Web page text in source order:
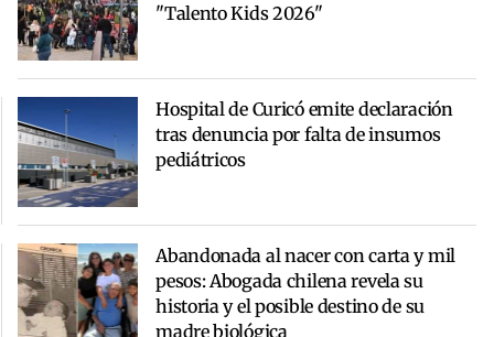
"Talento Kids 2026"
Hospital de Curicó emite declaración
tras denuncia por falta de insumos
pediátricos
Abandonada al nacer con carta y mil
pesos: Abogada chilena revela su
historia y el posible destino de su
madre biológica